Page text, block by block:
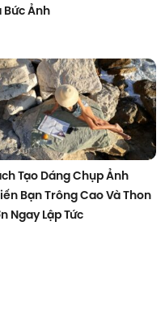
Bức Ảnh
Tạo Dáng Chụp Ảnh
Bạn Trông Cao Và Thon
Ngay Lập Tức